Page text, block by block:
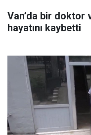
Van’da bir doktor
hayatını kaybetti